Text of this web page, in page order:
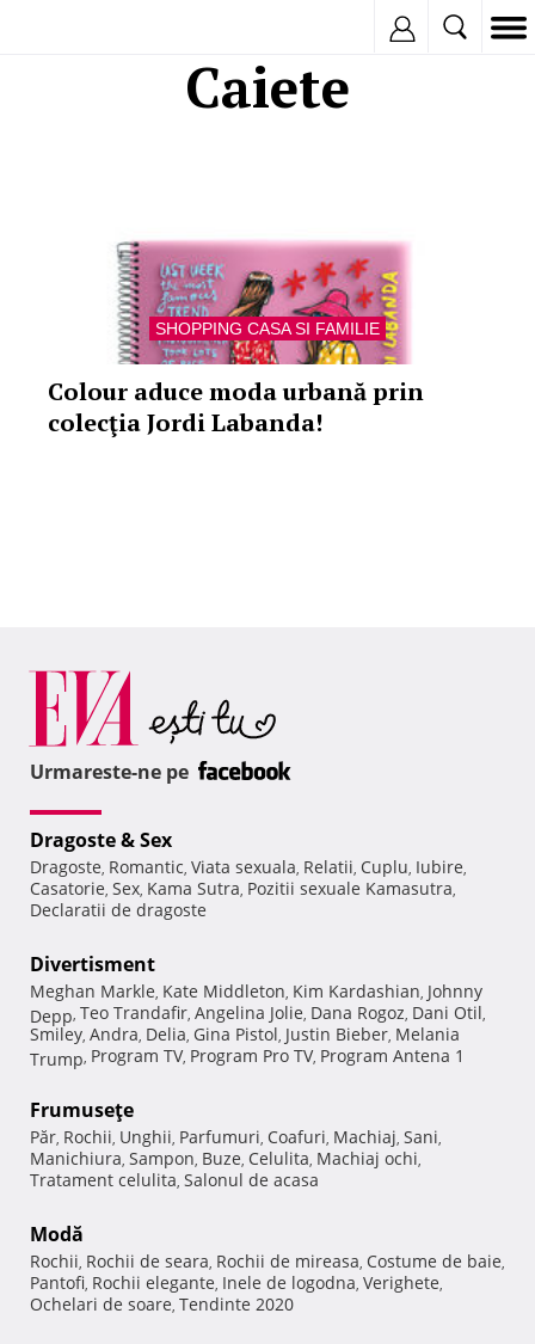
Caiete
SHOPPING CASA SI FAMILIE
Colour aduce moda urbană prin
colecţia Jordi Labanda!
Urmareste-ne pe
Dragoste & Sex
Dragoste, Romantic, Viata sexuala, Relatii, Cuplu, Iubire,
Casatorie, Sex, Kama Sutra, Pozitii sexuale Kamasutra,
Declaratii de dragoste
Divertisment
Meghan Markle, Kate Middleton, Kim Kardashian, Johnny
Depp, Teo Trandafir, Angelina Jolie, Dana Rogoz, Dani Otil,
Smiley, Andra, Delia, Gina Pistol, Justin Bieber, Melania
Trump, Program TV, Program Pro TV, Program Antena 1
Frumuseţe
Păr, Rochii, Unghii, Parfumuri, Coafuri, Machiaj, Sani,
Manichiura, Sampon, Buze, Celulita, Machiaj ochi,
Tratament celulita, Salonul de acasa
Modă
Rochii, Rochii de seara, Rochii de mireasa, Costume de baie,
Pantofi, Rochii elegante, Inele de logodna, Verighete,
Ochelari de soare, Tendinte 2020